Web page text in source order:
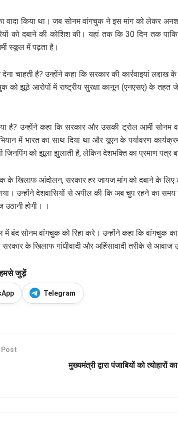
किया था। जब सोनम वांगचुक ने इस मांग को लेकर
को दबाने की कोशिश की। यहां तक कि 30 दिन तक
स्कूल में पढ़ता है।
चाहती है? उन्होंने कहा कि सरकार की कार्रवाइयां
को झूठे आरोपों में राष्ट्रीय सुरक्षा कानून (एनएसए) के
है? उन्होंने कहा कि सरकार और उसकी ट्रोल आर्मी
में भारत का साथ दिया था और यूएन के पर्यावरण
को झूला झुलाती है, लेकिन देशभक्ति का प्रमाण
के खिलाफ आंदोलन, सरकार हर जायज मांग को दबाने के
उन्होंने देशवासियों से अपील की कि अब चुप रहने का
उठानी होगी। ।
वांगचुक को रिहा करे। उन्होंने कहा कि वांगचुक का
के खिलाफ गांधीवादी और अहिंसावादी तरीके से आवाज
हमसे जुड़ें
Telegram
Post
मुख्यमंत्री द्वारा पंजाबियों को त्योहारों